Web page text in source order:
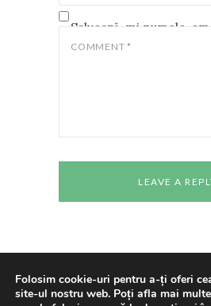
Salvează-mi numele,
web în acest navigator
COMMENT *
Copyright © 2024 All rights
Folosim cookie-uri pentru a-ți oferi
site-ul nostru web. Poți afla mai